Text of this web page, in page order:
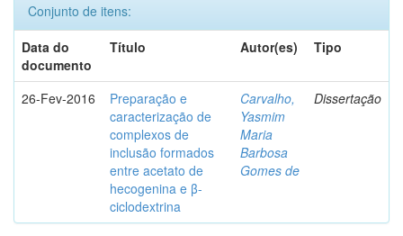
Conjunto de itens:
Data do
documento
Título Autor(es) Tipo
26-Fev-2016
Preparação e
caracterização de
complexos de
inclusão formados
entre acetato de
hecogenina e β-
ciclodextrina
Carvalho,
Yasmim
Maria
Barbosa
Gomes de
Dissertação